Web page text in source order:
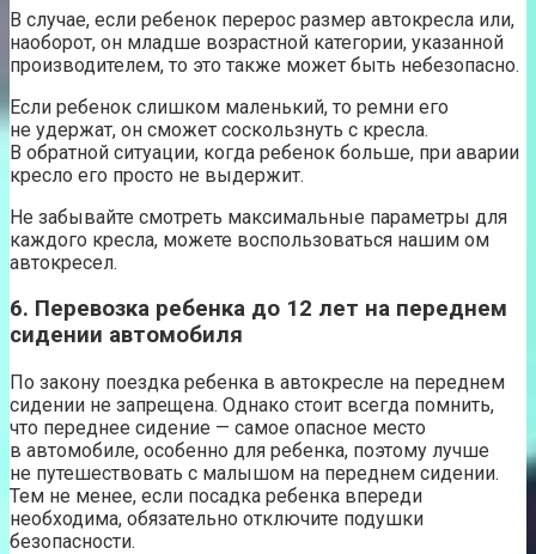
В случае, если ребенок перерос размер автокресла или,
наоборот, он младше возрастной категории, указанной
производителем, то это также может быть небезопасно.
Если ребенок слишком маленький, то ремни его
не удержат, он сможет соскользнуть с кресла.
В обратной ситуации, когда ребенок больше, при аварии
кресло его просто не выдержит.
Не забывайте смотреть максимальные параметры для
каждого кресла, можете воспользоваться нашим ом
автокресел.
6. Перевозка ребенка до 12 лет на переднем
сидении автомобиля
По закону поездка ребенка в автокресле на переднем
сидении не запрещена. Однако стоит всегда помнить,
что переднее сидение — самое опасное место
в автомобиле, особенно для ребенка, поэтому лучше
не путешествовать с малышом на переднем сидении.
Тем не менее, если посадка ребенка впереди
необходима, обязательно отключите подушки
безопасности.